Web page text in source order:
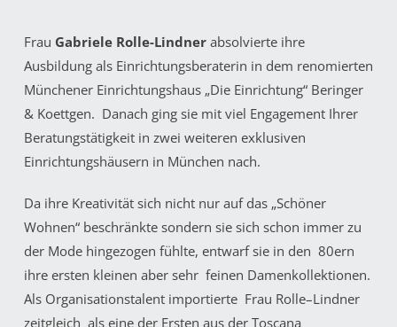
Frau Gabriele Rolle-Lindnerabsolvierte ihre
Ausbildung als Einrichtungsberaterin in dem renomierten
Münchener Einrichtungshaus „Die Einrichtung“ Beringer
& Koettgen. Danach ging sie mit viel Engagement Ihrer
Beratungstätigkeit in zwei weiteren exklusiven
Einrichtungshäusern in München nach.
Da ihre Kreativität sich nicht nur auf das „Schöner
Wohnen“ beschränkte sondern sie sich schon immer zu
der Mode hingezogen fühlte, entwarf sie in den 80ern
ihre ersten kleinen aber sehr feinen Damenkollektionen.
Als Organisationstalent importierte Frau Rolle–Lindner
zeitgleich als eine der Ersten aus der Toscana